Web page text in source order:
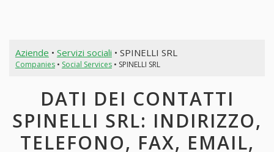
Aziende • Servizi sociali • SPINELLI SRL
Companies• Social Services• SPINELLI SRL
DATI DEI CONTATTI
SPINELLI SRL: INDIRIZZO,
TELEFONO, FAX, EMAIL,